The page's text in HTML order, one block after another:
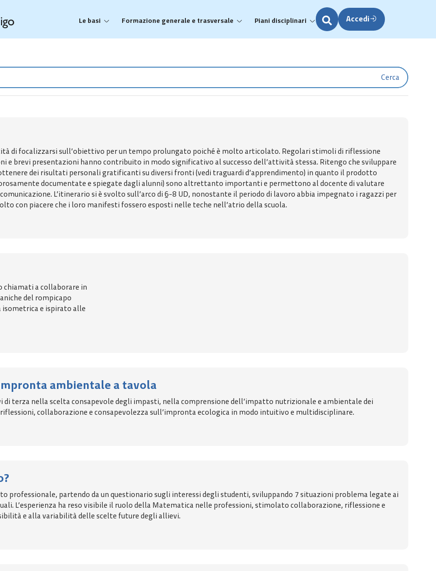
Le basi Formazione generale e trasversale Piani disciplinari Accedi
Cerca
di focalizzarsi sull’obiettivo per un tempo prolungato poiché è molto articolato. Regolari stimoli di riflessione
e brevi presentazioni hanno contribuito in modo significativo al successo dell’attività stessa. Ritengo che sviluppare
dei risultati personali gratificanti su diversi fronti (vedi traguardi d’apprendimento) in quanto il prodotto
documentate e spiegate dagli alunni) sono altrettanto importanti e permettono al docente di valutare
L’itinerario si è svolto sull’arco di 6-8 UD, nonostante il periodo di lavoro abbia impegnato i ragazzi per
con piacere che i loro manifesti fossero esposti nelle teche nell’atrio della scuola.
chiamati a collaborare in
del rompicapo
isometrica e ispirato alle
ambientale a tavola
di terza nella scelta consapevole degli impasti, nella comprensione dell’impatto nutrizionale e ambientale dei
collaborazione e consapevolezza sull’impronta ecologica in modo intuitivo e multidisciplinare.
professionale, partendo da un questionario sugli interessi degli studenti, sviluppando 7 situazioni problema legate ai
L’esperienza ha reso visibile il ruolo della Matematica nelle professioni, stimolato collaborazione, riflessione e
e alla variabilità delle scelte future degli allievi.